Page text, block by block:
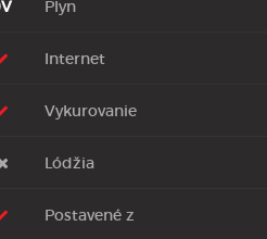
Plyn
Internet
Vykurovanie
Lódžia
Postavené z